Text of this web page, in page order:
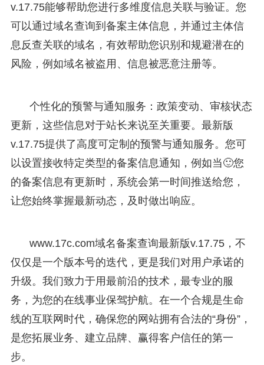
v.17.75能够帮助您进行多维度信息关联与验证。您
可以通过域名查询到备案主体信息，并通过主体信
息反查关联的域名，有效帮助您识别和规避潜在的
风险，例如域名被盗用、信息被恶意注册等。
个性化的预警与通知服务：政策变动、审核状态
更新，这些信息对于站长来说至关重要。最新版
v.17.75提供了高度可定制的预警与通知服务。您可
以设置接收特定类型的备案信息通知，例如当🙂您
的备案信息有更新时，系统会第一时间推送给您，
让您始终掌握最新动态，及时做出响应。
www.17c.com域名备案查询最新版v.17.75，不
仅仅是一个版本号的迭代，更是我们对用户承诺的
升级。我们致力于用最前沿的技术，最专业的服
务，为您的在线事业保驾护航。在一个合规是生命
线的互联网时代，确保您的网站拥有合法的“身份”，
是您拓展业务、建立品牌、赢得客户信任的第一
步。